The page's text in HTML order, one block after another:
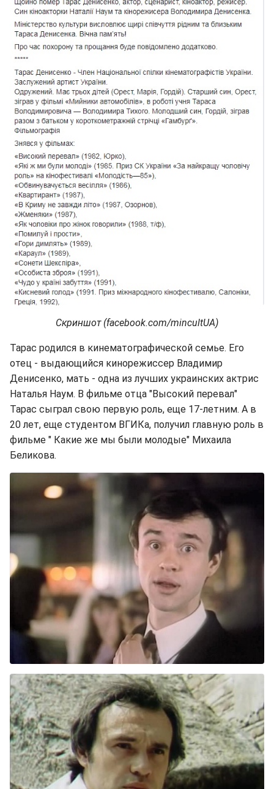
Скриншот (facebook.com/mincultUA)
Тарас родился в кинематографической семье. Его
отец - выдающийся кинорежиссер Владимир
Денисенко, мать - одна из лучших украинских актрис
Наталья Наум. В фильме отца "Высокий перевал"
Тарас сыграл свою первую роль, еще 17-летним. А в
20 лет, еще студентом ВГИКа, получил главную роль в
фильме " Какие же мы были молодые" Михаила
Беликова.